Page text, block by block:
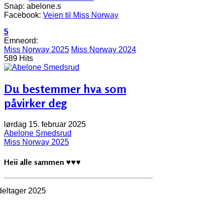
Snap: abelone.s
Facebook: Veien til Miss Norway
5
Emneord:
Miss Norway 2025 Miss Norway 2024
589 Hits
Du bestemmer hva som
påvirker deg
lørdag 15. februar 2025
Abelone Smedsrud
Miss Norway 2025
Heii alle sammen ♥♥♥